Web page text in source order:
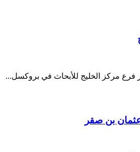
فرع مركز الخليج للأبحاث في بروكسل...
بن صقر